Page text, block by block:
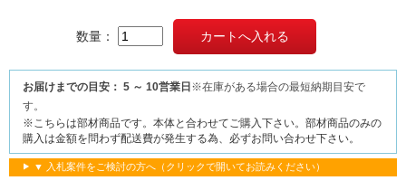
数量：
お届けまでの目安： 5 ～ 10営業日※在庫がある場合の最短納期目安で
す。
※こちらは部材商品です。本体と合わせてご購入下さい。部材商品のみの
購入は金額を問わず配送費が発生する為、必ずお問い合わせ下さい。
▼ 入札案件をご検討の方へ（クリックで開いてお読みください）